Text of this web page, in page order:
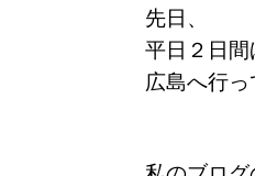
先日、
平日２日間
広島へ行っ